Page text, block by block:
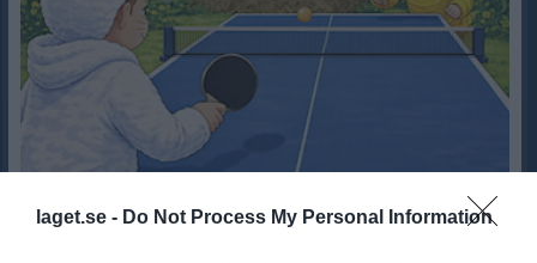
laget.se - Do Not Process My Personal Information
Påskledigt